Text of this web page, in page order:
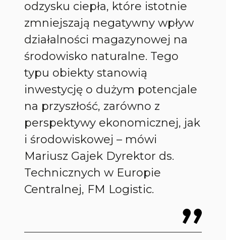
odzysku ciepła, które istotnie
zmniejszają negatywny wpływ
działalności magazynowej na
środowisko naturalne. Tego
typu obiekty stanowią
inwestycję o dużym potencjale
na przyszłość, zarówno z
perspektywy ekonomicznej, jak
i środowiskowej – mówi
Mariusz Gajek Dyrektor ds.
Technicznych w Europie
Centralnej, FM Logistic.